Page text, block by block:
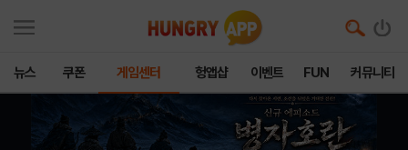
뉴스 쿠폰 게임센터 헝앱샵 이벤트 FUN 커뮤니티